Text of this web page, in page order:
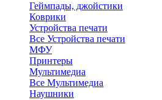
Геймпады, джойстики
Коврики
Устройства печати
Все Устройства печати
МФУ
Принтеры
Мультимедиа
Все Мультимедиа
Наушники